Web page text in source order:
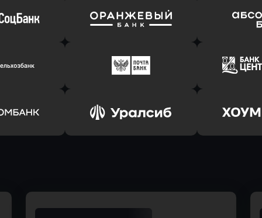
заявку
Банк
Оправить заявку
в Ингосстрах Банк
в
заявку
Оправить заявку
в Банк Оранжевый
в
заявку
Оправить заявку
в Почта Банк
в